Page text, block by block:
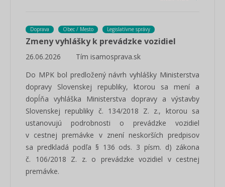
Doprava Obec / Mesto Legislatívne správy
Zmeny vyhlášky k prevádzke vozidiel
26.06.2026
Tím isamosprava.sk
Do MPK bol predložený návrh vyhlášky Ministerstva
dopravy Slovenskej republiky, ktorou sa mení a
dopĺňa vyhláška Ministerstva dopravy a výstavby
Slovenskej republiky č. 134/2018 Z. z., ktorou sa
ustanovujú podrobnosti o prevádzke vozidiel
v cestnej premávke v znení neskorších predpisov
sa predkladá podľa § 136 ods. 3 písm. d) zákona
č. 106/2018 Z. z. o prevádzke vozidiel v cestnej
premávke.